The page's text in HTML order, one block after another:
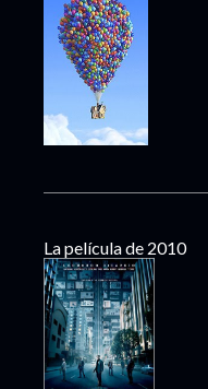
La película de 2010